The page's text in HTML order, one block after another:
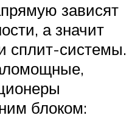
зависят
а значит
сплит-системы.
блоком: